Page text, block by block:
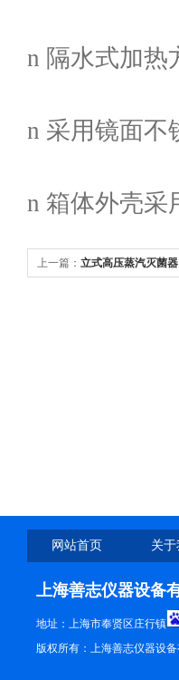
n 隔水式加热
n 采用镜面不
n 箱体外壳采
上一篇： 立式高压蒸汽灭菌
网站首页 关
上海善志仪器设备
地址：上海市奉贤区庄行镇
版权所有：上海善志仪器设